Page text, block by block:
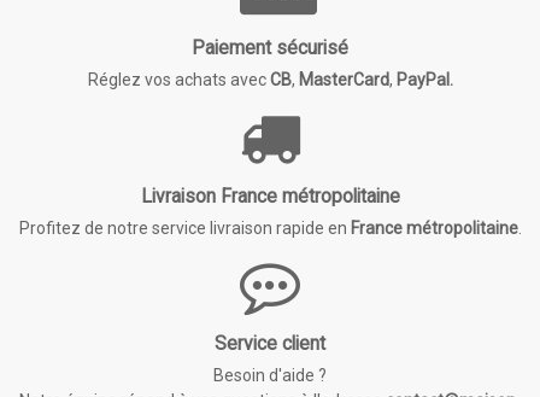
Paiement sécurisé
Réglez vos achats avecCB, MasterCard, PayPal.
Livraison France métropolitaine
Profitez de notre service livraison rapide en France métropolitaine.
Service client
Besoin d'aide ?